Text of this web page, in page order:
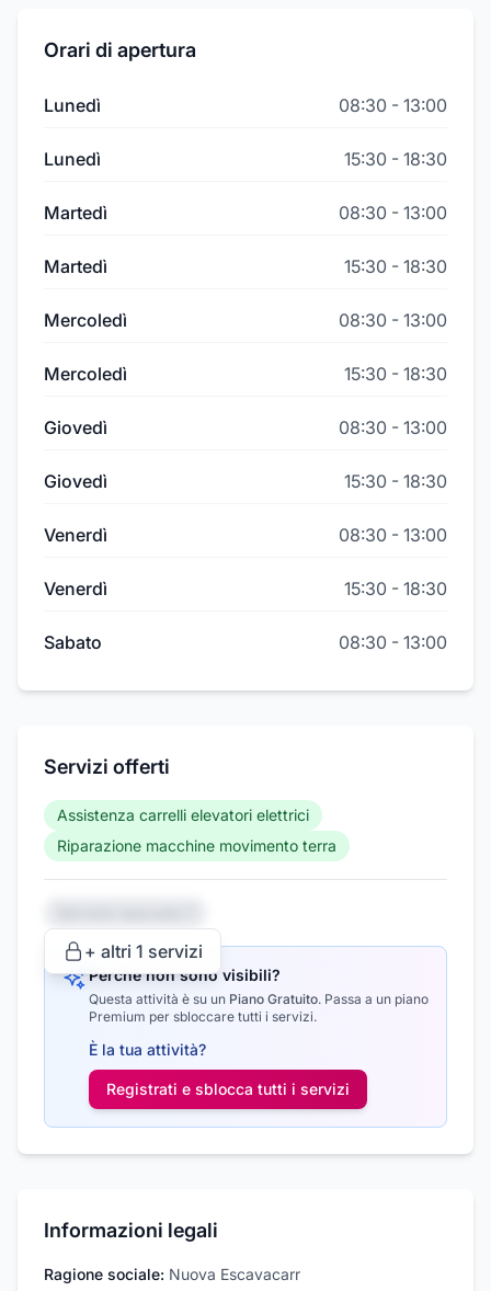
Orari di apertura
Lunedì 08:30 - 13:00
Lunedì 15:30 - 18:30
Martedì 08:30 - 13:00
Martedì 15:30 - 18:30
Mercoledì 08:30 - 13:00
Mercoledì 15:30 - 18:30
Giovedì 08:30 - 13:00
Giovedì 15:30 - 18:30
Venerdì 08:30 - 13:00
Venerdì 15:30 - 18:30
Sabato 08:30 - 13:00
Servizi offerti
Assistenza carrelli elevatori elettrici
Riparazione macchine movimento terra
+ altri 1 servizi
Perché non sono visibili?
Questa attività è su un Piano Gratuito. Passa a un piano
Premium per sbloccare tutti i servizi.
È la tua attività?
Registrati e sblocca tutti i servizi
Informazioni legali
Ragione sociale: Nuova Escavacarr